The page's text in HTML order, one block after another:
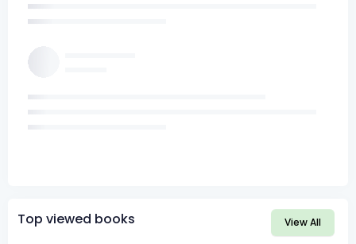
Top viewed books View All